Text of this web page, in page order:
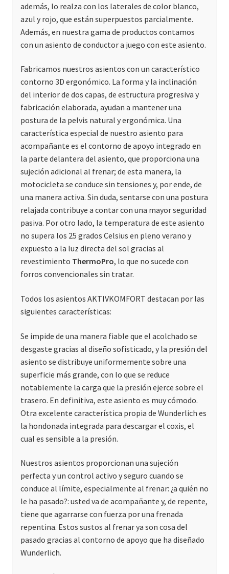
además, lo realza con los laterales de color blanco,
azul y rojo, que están superpuestos parcialmente.
Además, en nuestra gama de productos contamos
con un asiento de conductor a juego con este asiento.
Fabricamos nuestros asientos con un característico
contorno 3D ergonómico. La forma y la inclinación
del interior de dos capas, de estructura progresiva y
fabricación elaborada, ayudan a mantener una
postura de la pelvis natural y ergonómica. Una
característica especial de nuestro asiento para
acompañante es el contorno de apoyo integrado en
la parte delantera del asiento, que proporciona una
sujeción adicional al frenar; de esta manera, la
motocicleta se conduce sin tensiones y, por ende, de
una manera activa. Sin duda, sentarse con una postura
relajada contribuye a contar con una mayor seguridad
pasiva. Por otro lado, la temperatura de este asiento
no supera los 25 grados Celsius en pleno verano y
expuesto a la luz directa del sol gracias al
revestimiento ThermoPro, lo que no sucede con
forros convencionales sin tratar.
Todos los asientos AKTIVKOMFORT destacan por las
siguientes características:
Se impide de una manera fiable que el acolchado se
desgaste gracias al diseño sofisticado, y la presión del
asiento se distribuye uniformemente sobre una
superficie más grande, con lo que se reduce
notablemente la carga que la presión ejerce sobre el
trasero. En definitiva, este asiento es muy cómodo.
Otra excelente característica propia de Wunderlich es
la hondonada integrada para descargar el coxis, el
cual es sensible a la presión.
Nuestros asientos proporcionan una sujeción
perfecta y un control activo y seguro cuando se
conduce al límite, especialmente al frenar: ¿a quién no
le ha pasado?: usted va de acompañante y, de repente,
tiene que agarrarse con fuerza por una frenada
repentina. Estos sustos al frenar ya son cosa del
pasado gracias al contorno de apoyo que ha diseñado
Wunderlich.